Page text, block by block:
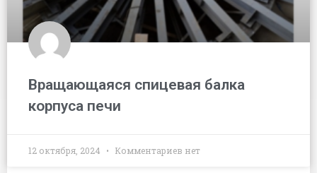
Вращающаяся спицевая балка
корпуса печи
12 октября, 2024 Комментариев нет